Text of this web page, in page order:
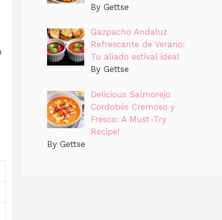
By Gettse
Gazpacho Andaluz
Refrescante de Verano:
Tu aliado estival ideal
By Gettse
Delicious Salmorejo
Cordobés Cremoso y
Fresco: A Must-Try
Recipe!
By Gettse